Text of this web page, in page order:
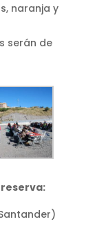
naranja y
serán de